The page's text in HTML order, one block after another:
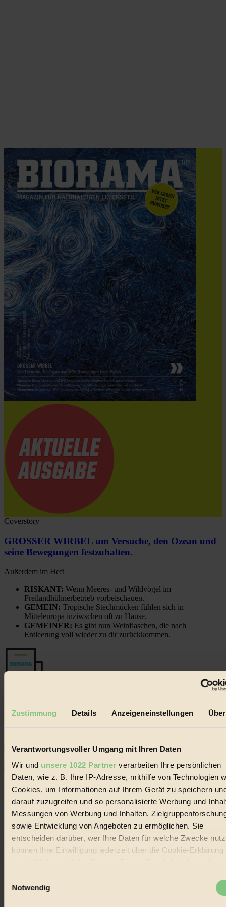
Zustimmung Details Anzeigeneinstellungen
Verantwortungsvoller Umgang mit Ihren Daten
Wir und unsere 1022 Partner verarbeiten Ihre persönlichen
Daten, wie z. B. Ihre IP-Adresse, mithilfe von Technologien
Cookies, um Informationen auf Ihrem Gerät zu speichern
darauf zuzugreifen und so personalisierte Werbung und
Messungen von Werbung und Inhalten,
sowie Entwicklung von Angeboten zu ermöglichen. Sie
entscheiden darüber, wer Ihre Daten für welche Zwecke
können Ihre Einwilligung jederzeit über die Cookie-Erklärung
durch Klicken auf das Privacy Trigger Symbol ändern oder
Notwendig
Coverstory
GROSSER WIRBEL um Versuche, den Ozean und
seine Bewegungen festzuhalten.
Außerdem im Heft
RISKANT: Wenn Meeres- und Wildvögel im
Freilandhühnerbetrieb vorbeischauen.
GEMEIN: Tropische Stechmücken fühlen sich in
Mitteleuropa inziwschen oft zu Hause.
GEMEINER: Es gibt nun Weinflaschen, die nach
Entleerung voll wieder zu dir zurückkommen.
Erhalte in regelmäßigen Abständen die aktuellsten Artikel,
BIORAMA-Magazin per E-Mail.
© 2026 Biorama GmbH
Impressum & Disclaimer
Mediadaten
Biorama steht für einen nachhaltigen Lebensstil und bewussten
Lebenswandel. Es ist eine moderne Plattform für Ideen, Menschen